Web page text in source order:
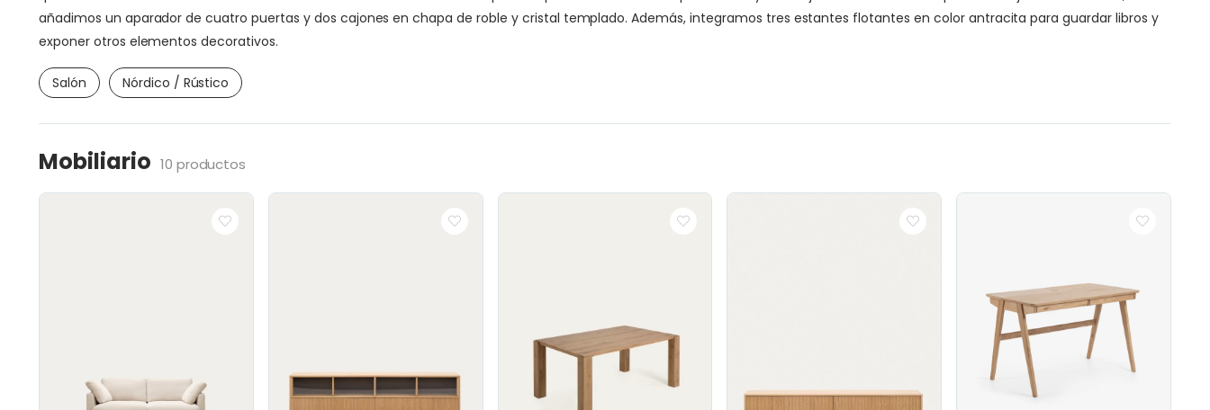
añadimos un aparador de cuatro puertas y dos cajones en chapa de roble y cristal templado. Además, integramos tres estantes flotantes en color antracita para guardar libros y
exponer otros elementos decorativos.
Salón Nórdico / Rústico
Mobiliario 10 productos